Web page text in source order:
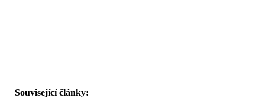
Související články: